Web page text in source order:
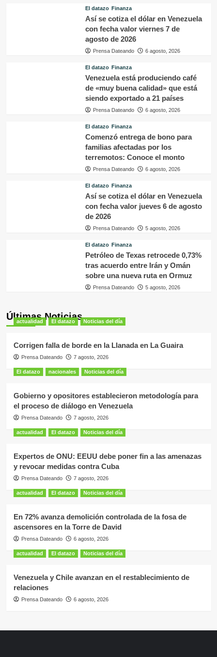
El datazo Finanza
Así se cotiza el dólar en Venezuela
con fecha valor viernes 7 de
agosto de 2026
Prensa Dateando 6 agosto, 2026
El datazo Finanza
Venezuela está produciendo café
de «muy buena calidad» que está
siendo exportado a 21 países
Prensa Dateando 6 agosto, 2026
El datazo Finanza
Comenzó entrega de bono para
familias afectadas por los
terremotos: Conoce el monto
Prensa Dateando 6 agosto, 2026
El datazo Finanza
Así se cotiza el dólar en Venezuela
con fecha valor jueves 6 de agosto
de 2026
Prensa Dateando 5 agosto, 2026
El datazo Finanza
Petróleo de Texas retrocede 0,73%
tras acuerdo entre Irán y Omán
sobre una nueva ruta en Ormuz
Prensa Dateando 5 agosto, 2026
Últimas Noticias
actualidad El datazo Noticias del día
Corrigen falla de borde en la Llanada en La Guaira
Prensa Dateando 7 agosto, 2026
El datazo nacionales Noticias del día
Gobierno y opositores establecieron metodología para
el proceso de diálogo en Venezuela
Prensa Dateando 7 agosto, 2026
actualidad El datazo Noticias del día
Expertos de ONU: EEUU debe poner fin a las amenazas
y revocar medidas contra Cuba
Prensa Dateando 7 agosto, 2026
actualidad El datazo Noticias del día
En 72% avanza demolición controlada de la fosa de
ascensores en la Torre de David
Prensa Dateando 6 agosto, 2026
actualidad El datazo Noticias del día
Venezuela y Chile avanzan en el restablecimiento de
relaciones
Prensa Dateando 6 agosto, 2026